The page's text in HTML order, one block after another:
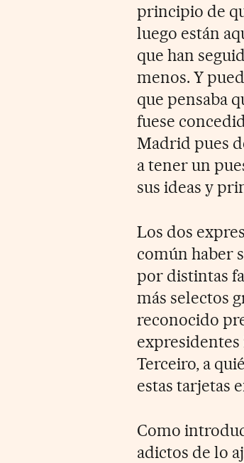
principio de
luego están
que han
menos. Y
que pensaba
fuese
Madrid pues
a tener un
sus ideas y
Los dos
común haber
por distintas
más selectos
reconocido
Terceiro, a
estas tarjetas
Como
adictos de lo